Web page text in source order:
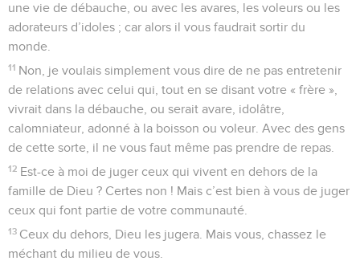
une vie de débauche, ou avec les avares, les voleurs ou les
adorateurs d’idoles ; car alors il vous faudrait sortir du
monde.
11 Non, je voulais simplement vous dire de ne pas entretenir
de relations avec celui qui, tout en se disant votre « frère »,
vivrait dans la débauche, ou serait avare, idolâtre,
calomniateur, adonné à la boisson ou voleur. Avec des gens
de cette sorte, il ne vous faut même pas prendre de repas.
12 Est-ce à moi de juger ceux qui vivent en dehors de la
famille de Dieu ? Certes non ! Mais c’est bien à vous de juger
ceux qui font partie de votre communauté.
13 Ceux du dehors, Dieu les jugera. Mais vous, chassez le
méchant du milieu de vous.